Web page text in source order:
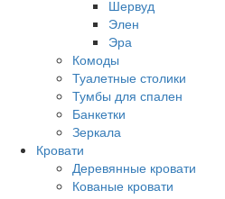
Шервуд
Элен
Эра
Комоды
Туалетные столики
Тумбы для спален
Банкетки
Зеркала
Кровати
Деревянные кровати
Кованые кровати